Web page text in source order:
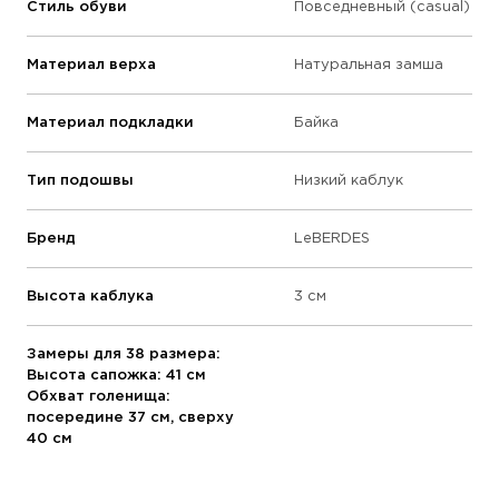
Стиль обуви Повседневный (casual)
Материал верха Натуральная замша
Материал подкладки Байка
Тип подошвы Низкий каблук
Бренд LeBERDES
Высота каблука 3 см
Замеры для 38 размера:
Высота сапожка: 41 см
Обхват голенища:
посередине 37 см, сверху
40 см